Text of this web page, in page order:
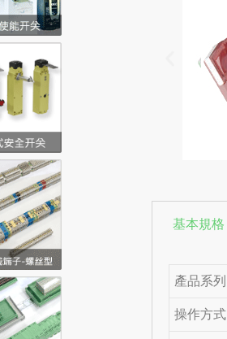
基本規格
產品系列
操作方式